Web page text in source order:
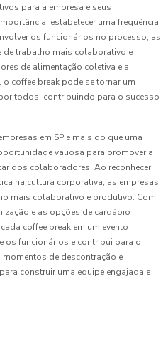
para a empresa e seus
estabelecer uma frequência
os funcionários no processo, as
de trabalho mais colaborativo e
de alimentação coletiva e a
coffee break pode se tornar um
todos, contribuindo para o sucesso
em SP é mais do que uma
valiosa para promover a
dos colaboradores. Ao reconhecer
na cultura corporativa, as empresas
mais colaborativo e produtivo. Com
e as opções de cardápio
coffee break em um evento
os funcionários e contribui para o
de descontração e
construir uma equipe engajada e